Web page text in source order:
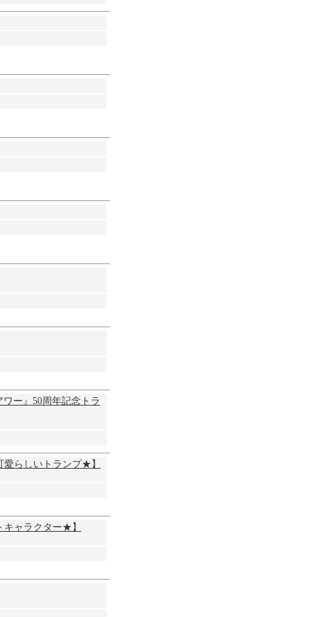
ワー』50周年記念トラ
愛らしいトランプ★】
キャラクター★】